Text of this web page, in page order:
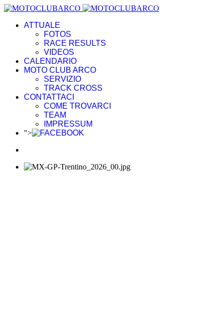
ATTUALE
FOTOS
RACE RESULTS
VIDEOS
CALENDARIO
MOTO CLUB ARCO
SERVIZIO
TRACK CROSS
CONTATTACI
COME TROVARCI
TEAM
IMPRESSUM
">